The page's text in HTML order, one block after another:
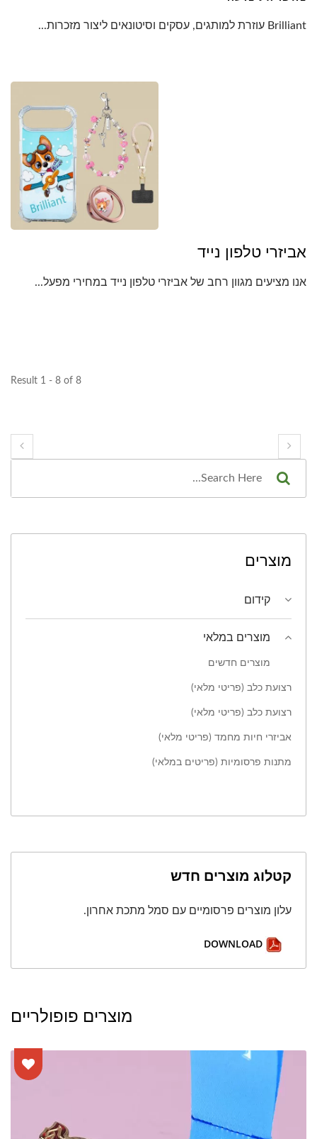
Brilliant עוזרת למותגים, עסקים וסיטונאים ליצור מזכרות...
אביזרי טלפון נייד
אנו מציעים מגוון רחב של אביזרי טלפון נייד במחירי מפעל...
Result 1 - 8 of 8
מוצרים
קידום
מוצרים במלאי
מוצרים חדשים
רצועת כלב (פריטי מלאי)
רצועת כלב (פריטי מלאי)
אביזרי חיות מחמד (פריטי מלאי)
מתנות פרסומיות (פריטים במלאי)
קטלוג מוצרים חדש
עלון מוצרים פרסומיים עם סמל מתכת אחרון.
מוצרים פופולריים